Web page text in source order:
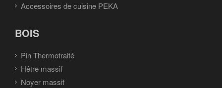
Accessoires de cuisine PEKA
BOIS
Pin Thermotraité
Hêtre massif
Noyer massif